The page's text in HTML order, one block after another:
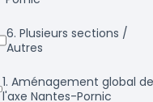
6. Plusieurs sections /
Autres
1. Aménagement global de
l'axe Nantes-Pornic